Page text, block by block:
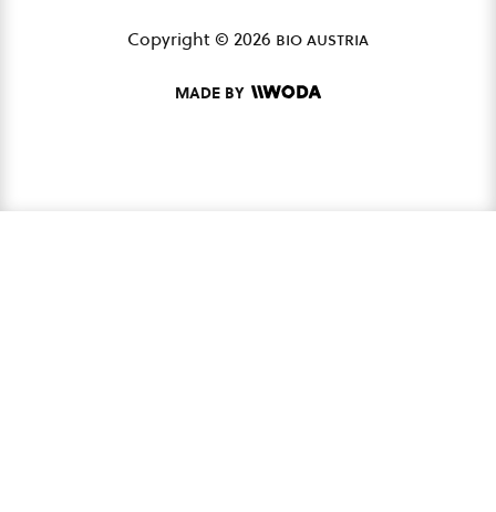
Copyright © 2026 bio austria
MADE BY